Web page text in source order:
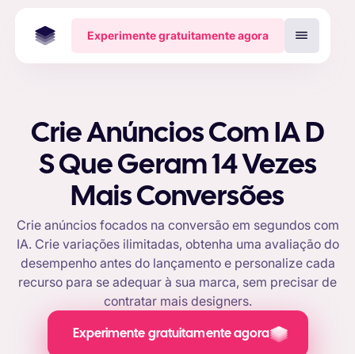
Experimente gratuitamente agora
Crie Anúncios Com IA D
S Que Geram 14 Vezes
Mais Conversões
Crie anúncios focados na conversão em segundos com
IA. Crie variações ilimitadas, obtenha uma avaliação do
desempenho antes do lançamento e personalize cada
recurso para se adequar à sua marca, sem precisar de
contratar mais designers.
Experimente gratuitamente agora